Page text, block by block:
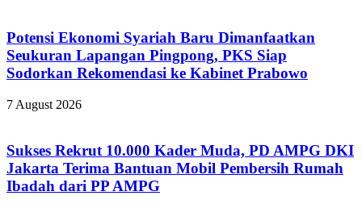
Potensi Ekonomi Syariah Baru Dimanfaatkan
Seukuran Lapangan Pingpong, PKS Siap
Sodorkan Rekomendasi ke Kabinet Prabowo
7 August 2026
Sukses Rekrut 10.000 Kader Muda, PD AMPG DKI
Jakarta Terima Bantuan Mobil Pembersih Rumah
Ibadah dari PP AMPG